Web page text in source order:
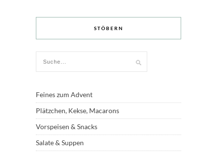
STÖBERN
Feines zum Advent
Plätzchen, Kekse, Macarons
Vorspeisen & Snacks
Salate & Suppen